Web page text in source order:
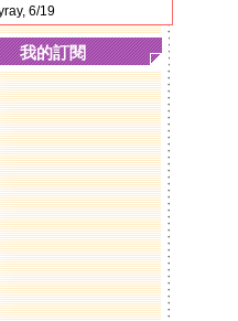
6/19
我的訂閱